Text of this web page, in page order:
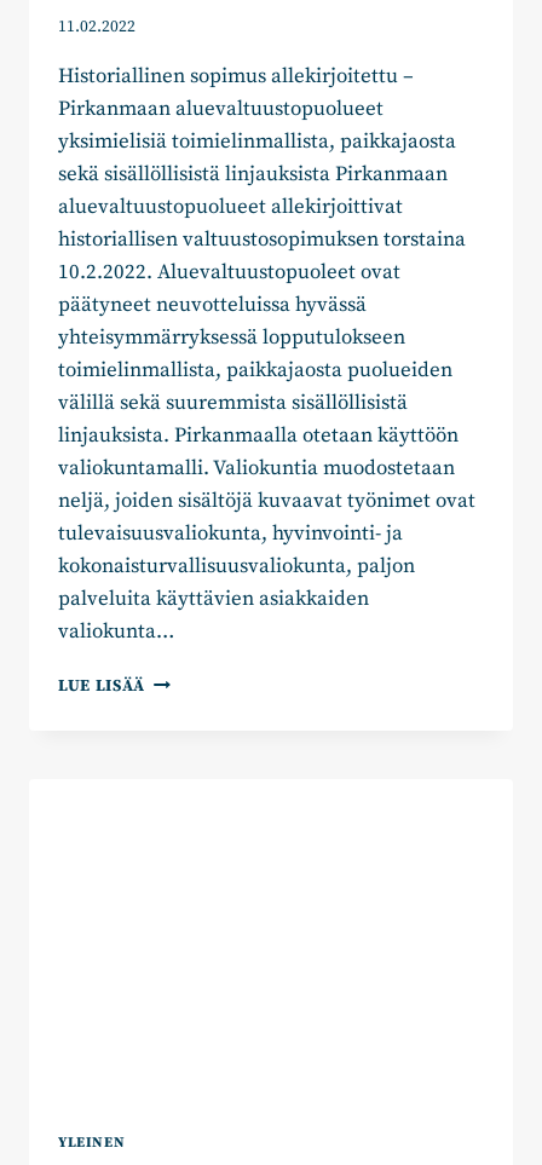
11.02.2022
Historiallinen sopimus allekirjoitettu –
Pirkanmaan aluevaltuustopuolueet
yksimielisiä toimielinmallista, paikkajaosta
sekä sisällöllisistä linjauksista Pirkanmaan
aluevaltuustopuolueet allekirjoittivat
historiallisen valtuustosopimuksen torstaina
10.2.2022. Aluevaltuustopuoleet ovat
päätyneet neuvotteluissa hyvässä
yhteisymmärryksessä lopputulokseen
toimielinmallista, paikkajaosta puolueiden
välillä sekä suuremmista sisällöllisistä
linjauksista. Pirkanmaalla otetaan käyttöön
valiokuntamalli. Valiokuntia muodostetaan
neljä, joiden sisältöjä kuvaavat työnimet ovat
tulevaisuusvaliokunta, hyvinvointi- ja
kokonaisturvallisuusvaliokunta, paljon
palveluita käyttävien asiakkaiden
valiokunta…
LUE LISÄÄ HISTORIALLINEN
YLEINEN